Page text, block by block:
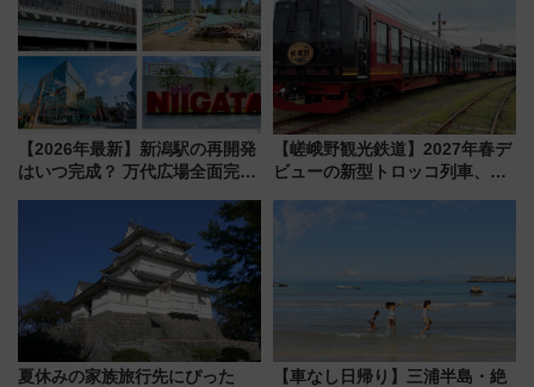
【2026年最新】新潟駅の再開発
はいつ完成？ 万代広場全面完成
開発、バスタ新潟構想まで徹底
【嵯峨野観光鉄道】2027年春デ
ビューの新型トロッコ列車、い
は2026年で引退
夏休みの家族旅行先にぴった
【車なし日帰り】三浦半島・絶